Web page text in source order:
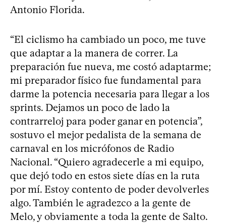
Antonio Florida.
“El ciclismo ha cambiado un poco, me tuve
que adaptar a la manera de correr. La
preparación fue nueva, me costó adaptarme;
mi preparador físico fue fundamental para
darme la potencia necesaria para llegar a los
sprints. Dejamos un poco de lado la
contrarreloj para poder ganar en potencia”,
sostuvo el mejor pedalista de la semana de
carnaval en los micrófonos de Radio
Nacional. “Quiero agradecerle a mi equipo,
que dejó todo en estos siete días en la ruta
por mí. Estoy contento de poder devolverles
algo. También le agradezco a la gente de
Melo, y obviamente a toda la gente de Salto.